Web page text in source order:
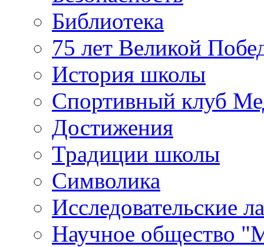
Библиотека
75 лет Великой
История школы
Спортивный клуб
Достижения
Традиции школы
Символика
Исследовательские
Научное общество